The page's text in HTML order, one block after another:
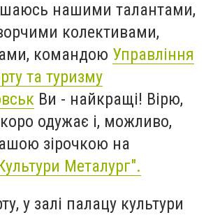
нашими талантами,
колективами,
командою Управління
та туризму
Ви - найкращі! Вірю,
одужає і, можливо,
зірочкою на
Металург".
у залі палацу культури